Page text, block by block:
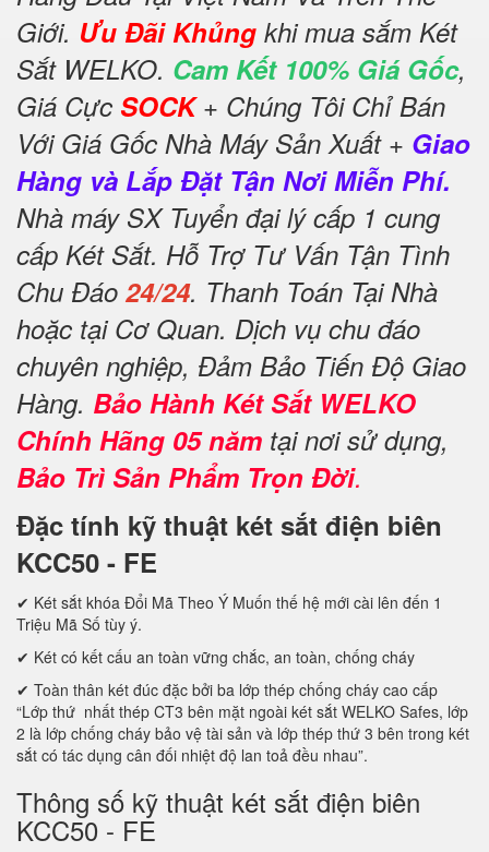
Giới. Ưu Đãi Khủng khi mua sắm Két
Sắt WELKO. Cam Kết 100% Giá Gốc,
Giá Cực SOCK+ Chúng Tôi Chỉ Bán
Với Giá Gốc Nhà Máy Sản Xuất + Giao
Hàng và Lắp Đặt Tận Nơi Miễn Phí.
Nhà máy SX Tuyển đại lý cấp 1 cung
cấp Két Sắt. Hỗ Trợ Tư Vấn Tận Tình
Chu Đáo 24/24. Thanh Toán Tại Nhà
hoặc tại Cơ Quan. Dịch vụ chu đáo
chuyên nghiệp, Đảm Bảo Tiến Độ Giao
Hàng. Bảo Hành Két Sắt WELKO
Chính Hãng 05 năm tại nơi sử dụng,
Bảo Trì Sản Phẩm Trọn Đời.
Đặc tính kỹ thuật két sắt điện biên
KCC50 - FE
✔ Két sắt khóa Đổi Mã Theo Ý Muốn thế hệ mới cài lên đến 1
Triệu Mã Số tùy ý.
✔ Két có kết cấu an toàn vững chắc, an toàn, chống cháy
✔ Toàn thân két đúc đặc bởi ba lớp thép chống cháy cao cấp
“Lớp thứ nhất thép CT3 bên mặt ngoài két sắt WELKO Safes, lớp
2 là lớp chống cháy bảo vệ tài sản và lớp thép thứ 3 bên trong két
sắt có tác dụng cân đối nhiệt độ lan toả đều nhau”.
Thông số kỹ thuật két sắt điện biên
KCC50 - FE